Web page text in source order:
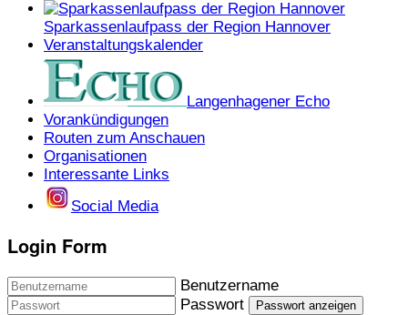
Sparkassenlaufpass der Region Hannover
Veranstaltungskalender
Langenhagener Echo
Vorankündigungen
Routen zum Anschauen
Organisationen
Interessante Links
Social Media
Login Form
Benutzername
Passwort
Passwort anzeigen